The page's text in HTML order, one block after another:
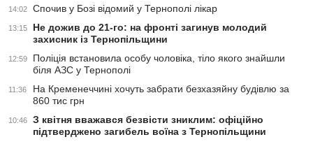
14:02 Спочив у Бозі відомий у Тернополі лікар
13:15
Не дожив до 21-го: на фронті загинув молодий
захисник із Тернопільщини
12:59
Поліція встановила особу чоловіка, тіло якого знайшли
біля АЗС у Тернополі
11:36
На Кременеччині хочуть забрати безхазяйну будівлю за
860 тис грн
10:46
З квітня вважався безвісти зниклим: офіційно
підтверджено загибель воїна з Тернопільщини